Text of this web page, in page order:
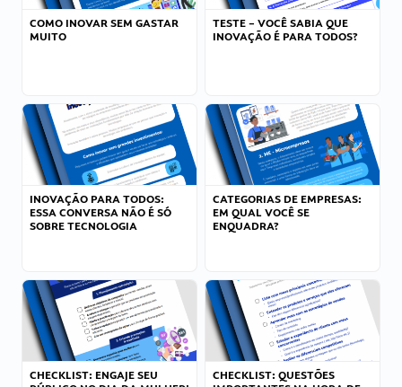
COMO INOVAR SEM GASTAR
MUITO
TESTE – VOCÊ SABIA QUE
INOVAÇÃO É PARA TODOS?
INOVAÇÃO PARA TODOS:
ESSA CONVERSA NÃO É SÓ
SOBRE TECNOLOGIA
CATEGORIAS DE EMPRESAS:
EM QUAL VOCÊ SE
ENQUADRA?
CHECKLIST: ENGAJE SEU
CHECKLIST: QUESTÕES